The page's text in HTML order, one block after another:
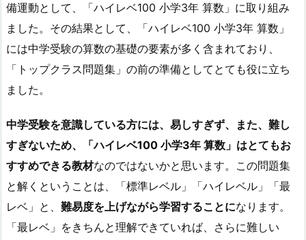
備運動として、「ハイレベ100 小学3年 算数」に取り組み
ました。その結果として、「ハイレベ100 小学3年 算数」
には中学受験の算数の基礎の要素が多く含まれており、
「トップクラス問題集」の前の準備としてとても役に立ち
ました。
中学受験を意識している方には、易しすぎず、また、難し
すぎないため、「ハイレベ100 小学3年 算数」はとてもお
すすめできる教材なのではないかと思います。この問題集
と解くということは、「標準レベル」「ハイレベル」「最
レベ」と、 難易度を上げながら学習することになります。
「最レベ」をきちんと理解できていれば、さらに難しい